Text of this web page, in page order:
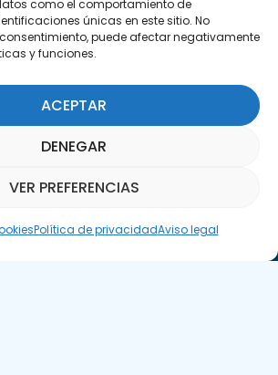
como el comportamiento de
únicas en este sitio. No
puede afectar negativamente
y funciones.
ACEPTAR
DENEGAR
VER PREFERENCIAS
Política de privacidadAviso legal
Málaga
a nuestra Newsletter
SUSCRÍBETE AQUÍ